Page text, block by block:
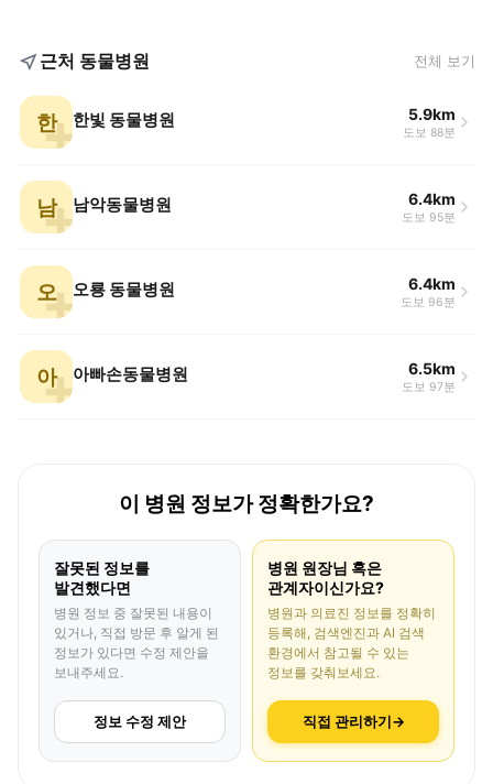
근처 동물병원 전체 보기
한 한빛 동물병원 5.9km
도보 88분
남 남악동물병원 6.4km
도보 95분
오 오룡 동물병원 6.4km
도보 96분
아 아빠손동물병원 6.5km
도보 97분
이 병원 정보가 정확한가요?
잘못된 정보를
발견했다면
병원 정보 중 잘못된 내용이
있거나, 직접 방문 후 알게 된
정보가 있다면 수정 제안을
보내주세요.
정보 수정 제안
병원 원장님 혹은
관계자이신가요?
병원과 의료진 정보를 정확히
등록해, 검색엔진과 AI 검색
환경에서 참고될 수 있는
정보를 갖춰보세요.
직접 관리하기→